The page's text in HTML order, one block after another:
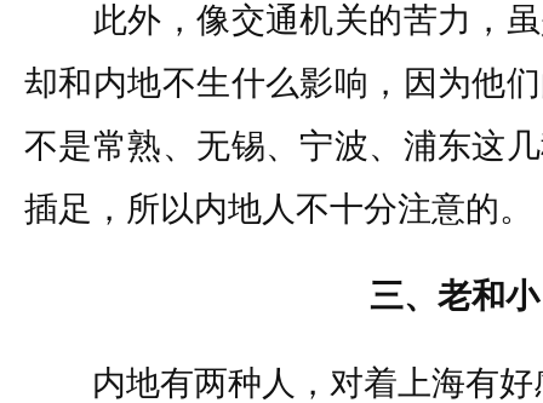
此外，像交通机关的苦力，虽
却和内地不生什么影响，因为他
不是常熟、无锡、宁波、浦东这
插足，所以内地人不十分注意的。
三、老和小
内地有两种人，对着上海有好